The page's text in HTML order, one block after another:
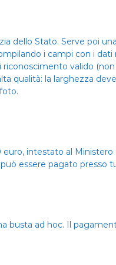
dello Stato. Serve poi
i campi con i
valido
qualità: la larghezza
intestato al Ministero
essere pagato presso
busta ad hoc. Il